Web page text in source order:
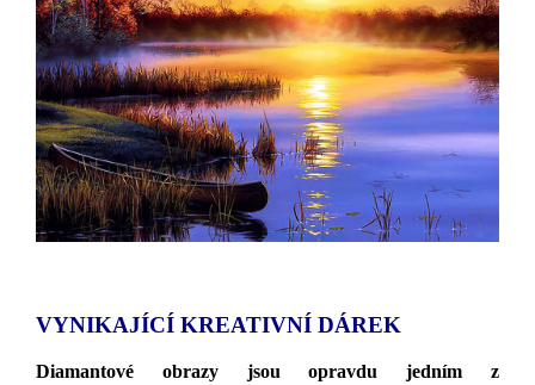
VYNIKAJÍCÍ KREATIVNÍ DÁREK
Diamantové obrazy jsou opravdu jedním z